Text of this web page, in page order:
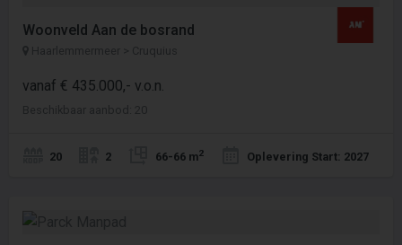
Woonveld Aan de bosrand
Haarlemmermeer > Cruquius
vanaf € 435.000,- v.o.n.
Beschikbaar aanbod: 20
20 2 66-66 m2 Oplevering Start: 2027